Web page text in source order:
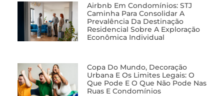
Airbnb Em Condomínios: STJ
Caminha Para Consolidar A
Prevalência Da Destinação
Residencial Sobre A Exploração
Econômica Individual
Copa Do Mundo, Decoração
Urbana E Os Limites Legais: O
Que Pode E O Que Não Pode Nas
Ruas E Condomínios